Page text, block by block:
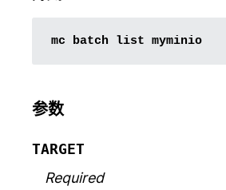
mc batch list
参数
TARGET
Required